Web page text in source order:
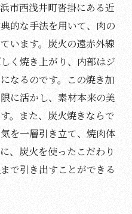
市西浅井町沓掛にある近
的な手法を用いて、肉の
います。炭火の遠赤外線
く焼き上がり、内部はジ
なるのです。この焼き加
に活かし、素材本来の美
。また、炭火焼きならで
を一層引き立て、焼肉体
、炭火を使ったこだわり
で引き出すことができる